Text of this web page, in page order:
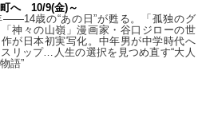
へ 10/9(金)～
――14歳の“あの日”が甦る。「孤独のグ
「神々の山嶺」漫画家・谷口ジローの世
が日本初実写化。中年男が中学時代へ
リップ…人生の選択を見つめ直す“大人
語”